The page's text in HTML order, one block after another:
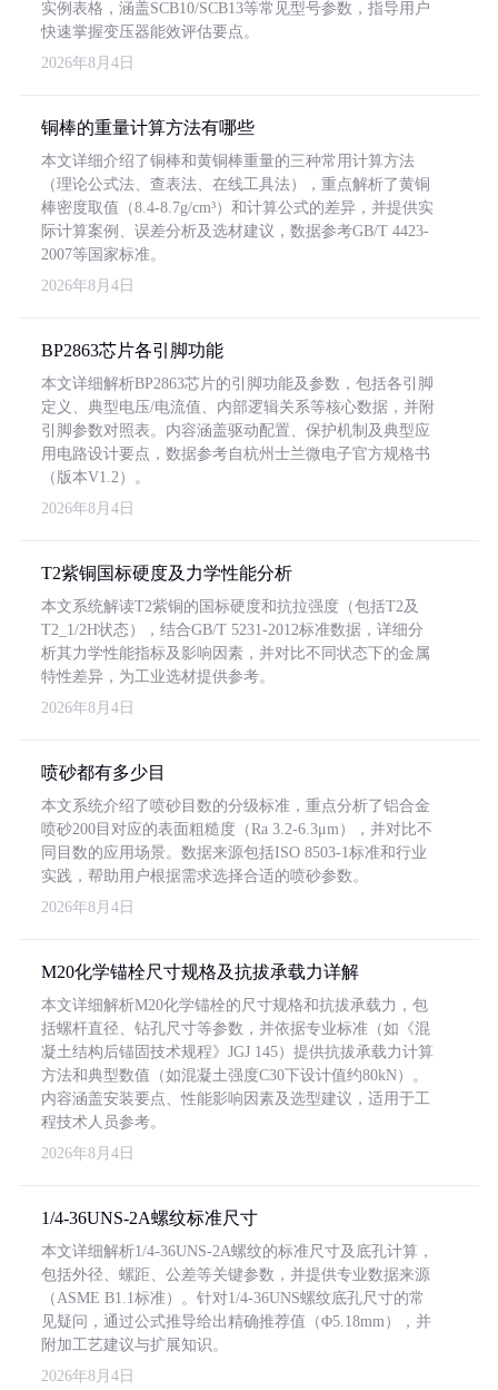
实例表格，涵盖SCB10/SCB13等常见型号参数，指导用户
快速掌握变压器能效评估要点。
2026年8月4日
铜棒的重量计算方法有哪些
本文详细介绍了铜棒和黄铜棒重量的三种常用计算方法
（理论公式法、查表法、在线工具法），重点解析了黄铜
棒密度取值（8.4-8.7g/cm³）和计算公式的差异，并提供实
际计算案例、误差分析及选材建议，数据参考GB/T 4423-
2007等国家标准。
2026年8月4日
BP2863芯片各引脚功能
本文详细解析BP2863芯片的引脚功能及参数，包括各引脚
定义、典型电压/电流值、内部逻辑关系等核心数据，并附
引脚参数对照表。内容涵盖驱动配置、保护机制及典型应
用电路设计要点，数据参考自杭州士兰微电子官方规格书
（版本V1.2）。
2026年8月4日
T2紫铜国标硬度及力学性能分析
本文系统解读T2紫铜的国标硬度和抗拉强度（包括T2及
T2_1/2H状态），结合GB/T 5231-2012标准数据，详细分
析其力学性能指标及影响因素，并对比不同状态下的金属
特性差异，为工业选材提供参考。
2026年8月4日
喷砂都有多少目
本文系统介绍了喷砂目数的分级标准，重点分析了铝合金
喷砂200目对应的表面粗糙度（Ra 3.2-6.3μm），并对比不
同目数的应用场景。数据来源包括ISO 8503-1标准和行业
实践，帮助用户根据需求选择合适的喷砂参数。
2026年8月4日
M20化学锚栓尺寸规格及抗拔承载力详解
本文详细解析M20化学锚栓的尺寸规格和抗拔承载力，包
括螺杆直径、钻孔尺寸等参数，并依据专业标准（如《混
凝土结构后锚固技术规程》JGJ 145）提供抗拔承载力计算
方法和典型数值（如混凝土强度C30下设计值约80kN）。
内容涵盖安装要点、性能影响因素及选型建议，适用于工
程技术人员参考。
2026年8月4日
1/4-36UNS-2A螺纹标准尺寸
本文详细解析1/4-36UNS-2A螺纹的标准尺寸及底孔计算，
包括外径、螺距、公差等关键参数，并提供专业数据来源
（ASME B1.1标准）。针对1/4-36UNS螺纹底孔尺寸的常
见疑问，通过公式推导给出精确推荐值（Φ5.18mm），并
附加工艺建议与扩展知识。
2026年8月4日